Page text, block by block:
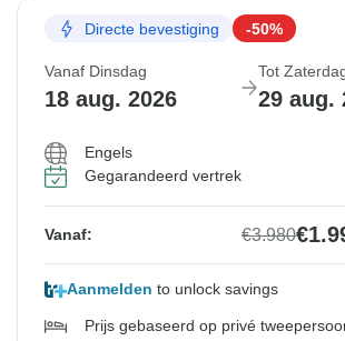
Directe bevestiging -50%
Vanaf Dinsdag
18 aug. 2026
Tot
29 aug.
Engels
Gegarandeerd vertrek
Vanaf: €3.980
Aanmelden to unlock savings
Prijs gebaseerd op privé